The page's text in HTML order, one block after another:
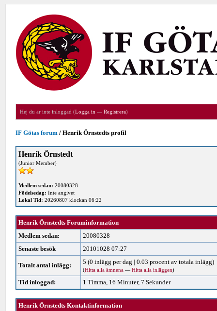
Hej du är inte inloggad (Logga in —Registrera)
IF Götas forum /Henrik Örnstedts profil
Henrik Örnstedt
(Junior Member)
Medlem sedan: 20080328
Födelsedag: Inte angivet
Lokal Tid: 20260807 klockan 06:22
Henrik Örnstedts Foruminformation
Medlem sedan:
20080328
Senaste besök
20101028 07:27
Totalt antal inlägg: 5 (0 inlägg per dag | 0.03 procent av totala inlägg)
(Hitta alla ämnena —Hitta alla inläggen)
Tid inloggad: 1 Timma, 16 Minuter, 7 Sekunder
Henrik Örnstedts Kontaktinformation